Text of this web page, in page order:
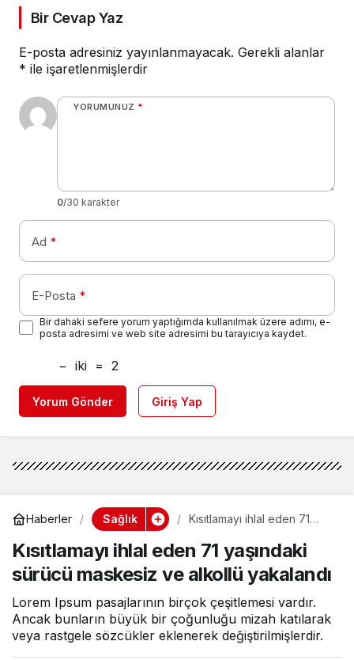
Bir Cevap Yaz
E-posta adresiniz yayınlanmayacak. Gerekli alanlar
* ile işaretlenmişlerdir
YORUMUNUZ *
0/30 karakter
Ad *
E-Posta *
Bir dahaki sefere yorum yaptığımda kullanılmak üzere adımı, e-
posta adresimi ve web site adresimi bu tarayıcıya kaydet.
− iki = 2
Yorum Gönder Giriş Yap
Haberler Sağlık
Kısıtlamayı ihlal eden 71
ve alkollü yakalandı
Kısıtlamayı ihlal eden 71 yaşındaki
sürücü maskesiz ve alkollü yakalandı
Lorem Ipsum pasajlarının birçok çeşitlemesi vardır.
Ancak bunların büyük bir çoğunluğu mizah katılarak
veya rastgele sözcükler eklenerek değiştirilmişlerdir.